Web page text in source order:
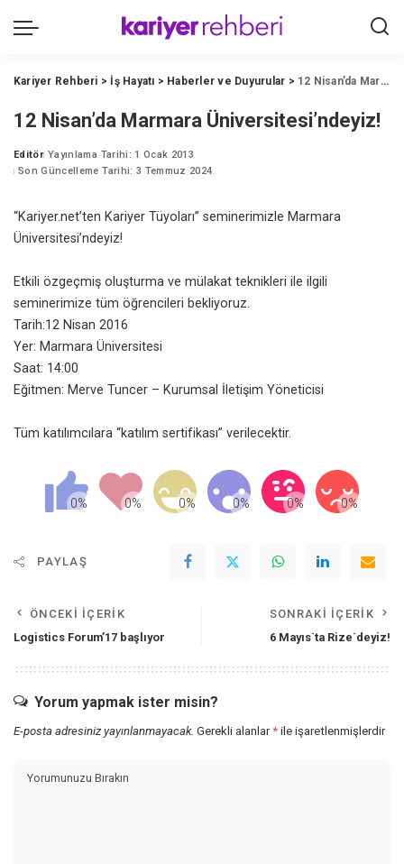
Kariyer Rehberi > İş Hayatı > Haberler ve Duyurular > 12 Nisan’da Marmara Üniversitesi’ndeyiz!
12 Nisan’da Marmara Üniversitesi’ndeyiz!
Posted
by
Editör Yayınlama Tarihi: 1 Ocak 2013
Son Güncelleme Tarihi: 3 Temmuz 2024
“Kariyer.net’ten Kariyer Tüyoları” seminerimizle Marmara
Üniversitesi’ndeyiz!
Etkili özgeçmiş oluşturma ve mülakat teknikleri ile ilgili
seminerimize tüm öğrencileri bekliyoruz.
Tarih:12 Nisan 2016
Yer: Marmara Üniversitesi
Saat: 14:00
Eğitmen: Merve Tuncer – Kurumsal İletişim Yöneticisi
Tüm katılımcılara “katılım sertifikası” verilecektir.
PAYLAŞ
ÖNCEKI İÇERIK
Logistics Forum’17 başlıyor
SONRAKI İÇERIK
6 Mayıs`ta Rize`deyiz!
Yorum yapmak ister misin?
E-posta adresiniz yayınlanmayacak. Gerekli alanlar* ile işaretlenmişlerdir